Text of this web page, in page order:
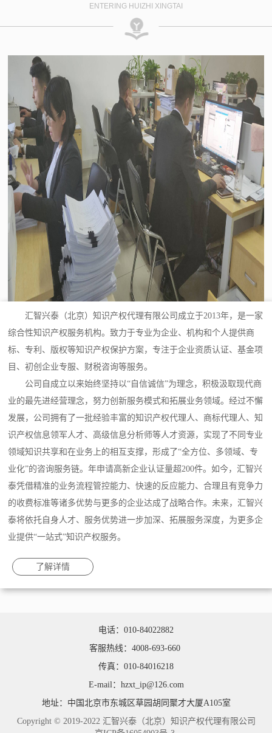
ENTERING HUIZHI XINGTAI
汇智兴泰（北京）知识产权代理有限公司成立于2013年，是一家
综合性知识产权服务机构。致力于专业为企业、机构和个人提供商
标、专利、版权等知识产权保护方案，专注于企业资质认证、基金项
目、初创企业专服、财税咨询等服务。
公司自成立以来始终坚持以“自信诚信”为理念，积极汲取现代商
业的最先进经营理念，努力创新服务模式和拓展业务领域。经过不懈
发展，公司拥有了一批经验丰富的知识产权代理人、商标代理人、知
识产权信息领军人才、高级信息分析师等人才资源，实现了不同专业
领域知识共享和在业务上的相互支撑，形成了“全方位、多领域、专
业化”的咨询服务链。年申请高新企业认证量超200件。如今，汇智兴
泰凭借精准的业务流程管控能力、快速的反应能力、合理且有竞争力
的收费标准等诸多优势与更多的企业达成了战略合作。未来，汇智兴
泰将依托自身人才、服务优势进一步加深、拓展服务深度，为更多企
业提供“一站式”知识产权服务。
了解详情
电话：010-84022882
客服热线：4008-693-660
传真：010-84016218
E-mail：hzxt_ip@126.com
地址：中国北京市东城区草园胡同聚才大厦A105室
Copyright © 2019-2022 汇智兴泰（北京）知识产权代理有限公司